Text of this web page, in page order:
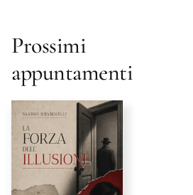
Prossimi
appuntamenti